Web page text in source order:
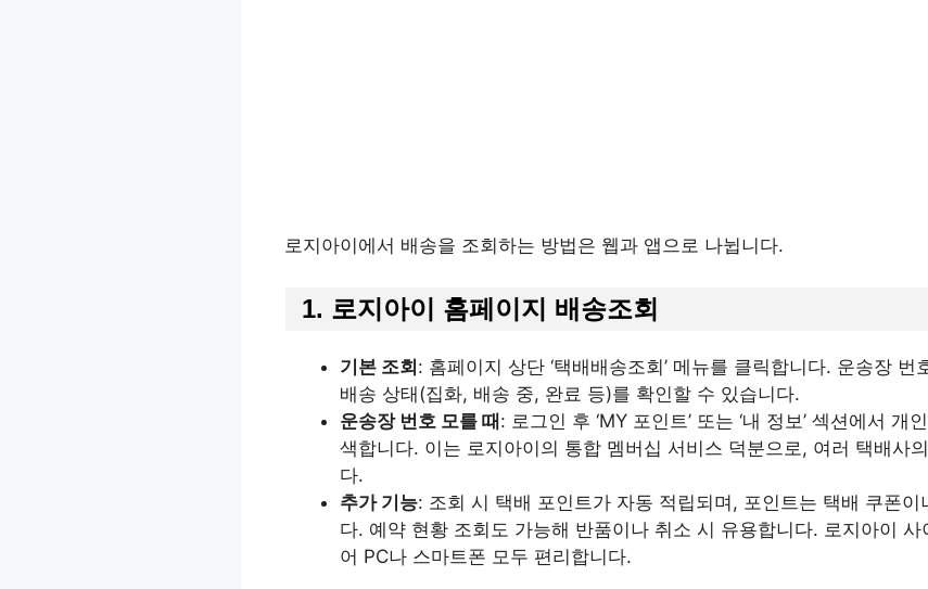
로지아이에서 배송을 조회하는 방법은 웹과 앱으로 나뉩니다.
1. 로지아이 홈페이지 배송조회
기본 조회 : 홈페이지 상단 ‘택배배송조회’ 메뉴를 클릭합니다. 운송장 번
배송 상태(집화, 배송 중, 완료 등)를 확인할 수 있습니다.
운송장 번호 모를 때 : 로그인 후 ‘MY 포인트’ 또는 ‘내 정보’ 섹션에서
색합니다. 이는 로지아이의 통합 멤버십 서비스 덕분으로, 여러 택배사
다.
추가 기능: 조회 시 택배 포인트가 자동 적립되며, 포인트는 택배 쿠폰이
다. 예약 현황 조회도 가능해 반품이나 취소 시 유용합니다. 로지아이
어 PC나 스마트폰 모두 편리합니다.